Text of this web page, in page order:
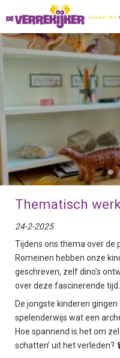
Privacy Protocol Social
Nieuws
●
Thematisch
24-2-2025
Tijdens ons thema over de
Romeinen hebben onze
geschreven, zelf dino’s
over deze fascinerende
De jongste kinderen
spelenderwijs wat een
Hoe spannend is het om
schatten’ uit het verleden?